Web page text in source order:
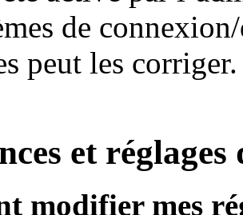
de
peut les corriger.
et
modifier mes